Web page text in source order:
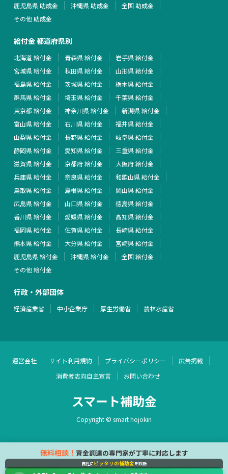
鹿児島県 助成金
沖縄県 助成金
全国 助成金
その他 助成金
給付金 都道府県別
北海道 給付金 青森県 給付金
岩手県 給付金
宮城県 給付金
秋田県 給付金
山形県 給付金
福島県 給付金
茨城県 給付金
栃木県 給付金
群馬県 給付金
埼玉県 給付金
千葉県 給付金
東京都 給付金
神奈川県 給付金
新潟県 給付金
富山県 給付金
石川県 給付金
福井県 給付金
山梨県 給付金
長野県 給付金
岐阜県 給付金
静岡県 給付金
愛知県 給付金
三重県 給付金
滋賀県 給付金
京都府 給付金
大阪府 給付金
兵庫県 給付金
奈良県 給付金
和歌山県 給付金
鳥取県 給付金
島根県 給付金
岡山県 給付金
広島県 給付金
山口県 給付金
徳島県 給付金
香川県 給付金
愛媛県 給付金
高知県 給付金
福岡県 給付金
佐賀県 給付金
長崎県 給付金
熊本県 給付金
大分県 給付金
宮崎県 給付金
鹿児島県 給付金
沖縄県 給付金
全国 給付金
その他 給付金
行政・外部団体
経済産業省 中小企業庁 厚生労働省 農林水産省
運営会社 サイト利用規約 プライバシーポリシー
広告掲載
消費者志向自主宣言
お問い合わせ
スマート補助金
Copyright © smart hojokin
無料相談！ 資金調達の専門家が丁寧に対応します
自社にピッタリの補助金を診断